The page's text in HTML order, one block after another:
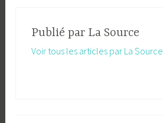
Publié par La Source
Voir tous les articles par La Source